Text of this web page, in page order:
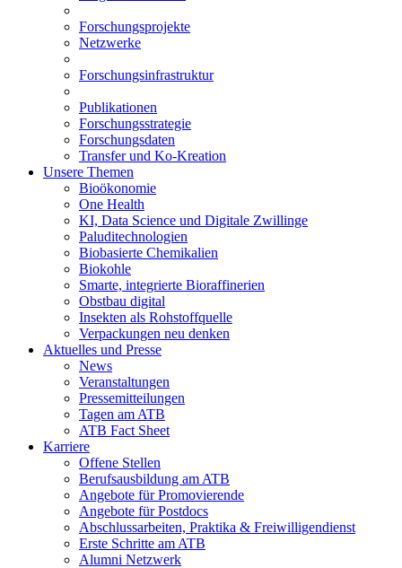
Forschungsprojekte
Netzwerke
Forschungsinfrastruktur
Publikationen
Forschungsstrategie
Forschungsdaten
Transfer und Ko-Kreation
Unsere Themen
Bioökonomie
One Health
KI, Data Science und Digitale Zwillinge
Paluditechnologien
Biobasierte Chemikalien
Biokohle
Smarte, integrierte Bioraffinerien
Obstbau digital
Insekten als Rohstoffquelle
Verpackungen neu denken
Aktuelles und Presse
News
Veranstaltungen
Pressemitteilungen
Tagen am ATB
ATB Fact Sheet
Karriere
Offene Stellen
Berufsausbildung am ATB
Angebote für Promovierende
Angebote für Postdocs
Abschlussarbeiten, Praktika & Freiwilligendienst
Erste Schritte am ATB
Alumni Netzwerk